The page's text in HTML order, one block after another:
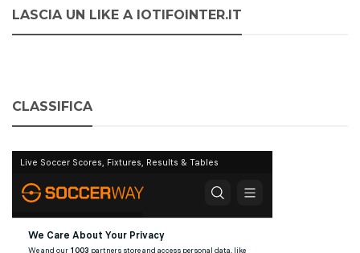
LASCIA UN LIKE A IOTIFOINTER.IT
CLASSIFICA